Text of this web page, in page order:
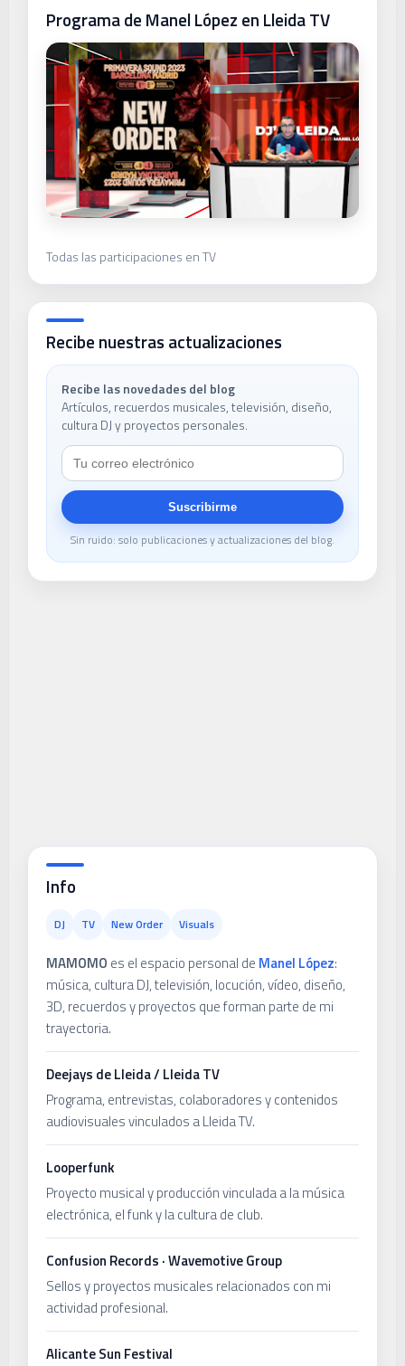
Programa de Manel López en Lleida TV
Todas las participaciones en TV
Recibe nuestras actualizaciones
Recibe las novedades del blog
Artículos, recuerdos musicales, televisión, diseño,
cultura DJ y proyectos personales.
Suscribirme
Sin ruido: solo publicaciones y actualizaciones del blog.
Info
DJ TV New Order Visuals
MAMOMO es el espacio personal de Manel López:
música, cultura DJ, televisión, locución, vídeo, diseño,
3D, recuerdos y proyectos que forman parte de mi
trayectoria.
Deejays de Lleida / Lleida TV
Programa, entrevistas, colaboradores y contenidos
audiovisuales vinculados a Lleida TV.
Looperfunk
Proyecto musical y producción vinculada a la música
electrónica, el funk y la cultura de club.
Confusion Records · Wavemotive Group
Sellos y proyectos musicales relacionados con mi
actividad profesional.
Alicante Sun Festival